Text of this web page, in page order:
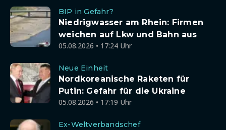
BIP in Gefahr?
Niedrigwasser am Rhein: Firmen
weichen auf Lkw und Bahn aus
05.08.2026 • 17:24 Uhr
Neue Einheit
Nordkoreanische Raketen für
Putin: Gefahr für die Ukraine
05.08.2026 • 17:19 Uhr
Ex-Weltverbandschef